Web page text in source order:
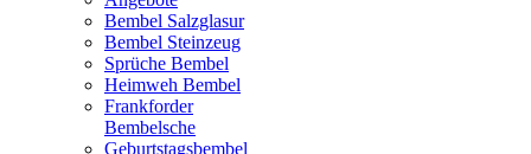
Bembel Salzglasur
Bembel Steinzeug
Sprüche Bembel
Heimweh Bembel
Frankforder
Bembelsche
Geburtstagsbembel